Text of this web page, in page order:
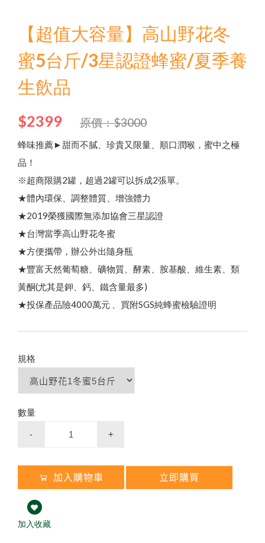
品牌故事
商品介紹
本
月
優
惠
｜
中
秋
蜂
送
禮
⚡
限
時
優
惠
開
跑
✦
活
動
至
9
/
3
0
買
就
送
✦
熱
銷
明
星
商
品
(
價
值
2
8
0
元
下殺33折✦父親節尊享組
第2件7折起✦頂級蜂蜜系列
熱銷禮盒250元起✦中秋獻禮組
買大送小✦陳釀蜂蜜醋
熱
銷
N
o
.
1
頂
級
蜂
王
乳
+
日
本
芝
麻
素
✦
好
眠
養
顏
三日齡蜂王漿/純蜂王乳膠囊
綠蜂膠葉黃素 ✦ 美國實證專利配方
高
濃
度
巴
西
綠
蜂
膠
（
噴
劑
/
滴
劑
/
膠
囊
/
4
0
0
億
益
生
菌
）
100% 頂級蒲鹽蜂花粉
100% 台灣頂級純蜂蜜高山野花冬蜜｜國際三星認證
龍眼蜜｜國際三星認證
陳釀蜂蜜醋
養
生
黑
糖
/
冰
糖
茶
磚
（
蜂
蜜
菊
花
/
桂
圓
紅
棗
薑
母
茶
蜂蜜枇杷潤喉糖/蜂膠青草硬喉糖
節慶生日送禮 ✦ 精美禮盒
企
業
大
宗
採
購
免
付
費
專
線
0
8
0
0
-
8
9
9
8
2
8
最新優惠
最新優惠
會員獨享
食用說明
特約專區
問與答
聯絡我們
其他說明
會員需知
貨幣轉換
English
日文
한국어
【超值大容量】高山野花冬
蜜5台斤/3星認證蜂蜜/夏季養
生飲品
$2399 原價：$3000
蜂味推薦►甜而不膩、珍貴又限量、順口潤喉，蜜中之極
品！
※超商限購2罐，超過2罐可以拆成2張單。
★體內環保、調整體質、增強體力
★2019榮獲國際無添加協會三星認證
★台灣當季高山野花冬蜜
★方便攜帶，辦公外出隨身瓶
★豐富天然葡萄糖、礦物質、酵素、胺基酸、維生素、類
黃酮(尤其是鉀、鈣、鐵含量最多)
★投保產品險4000萬元 、買附SGS純蜂蜜檢驗證明
規格
數量
- +
加入購物車 立即購買
加入收藏